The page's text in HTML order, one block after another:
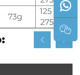
73g
125 kg /
275 Ibs